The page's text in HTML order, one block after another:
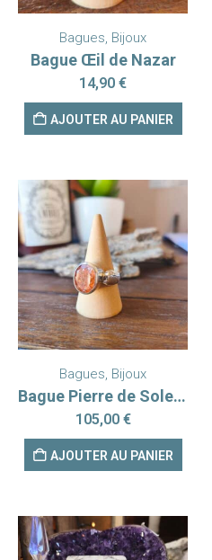
Bagues, Bijoux
Bague Œil de Nazar
14,90 €
AJOUTER AU PANIER
Bagues Bijoux
Bague Pierre de Soleil Argent 925 T56
105,00 €
AJOUTER AU PANIER